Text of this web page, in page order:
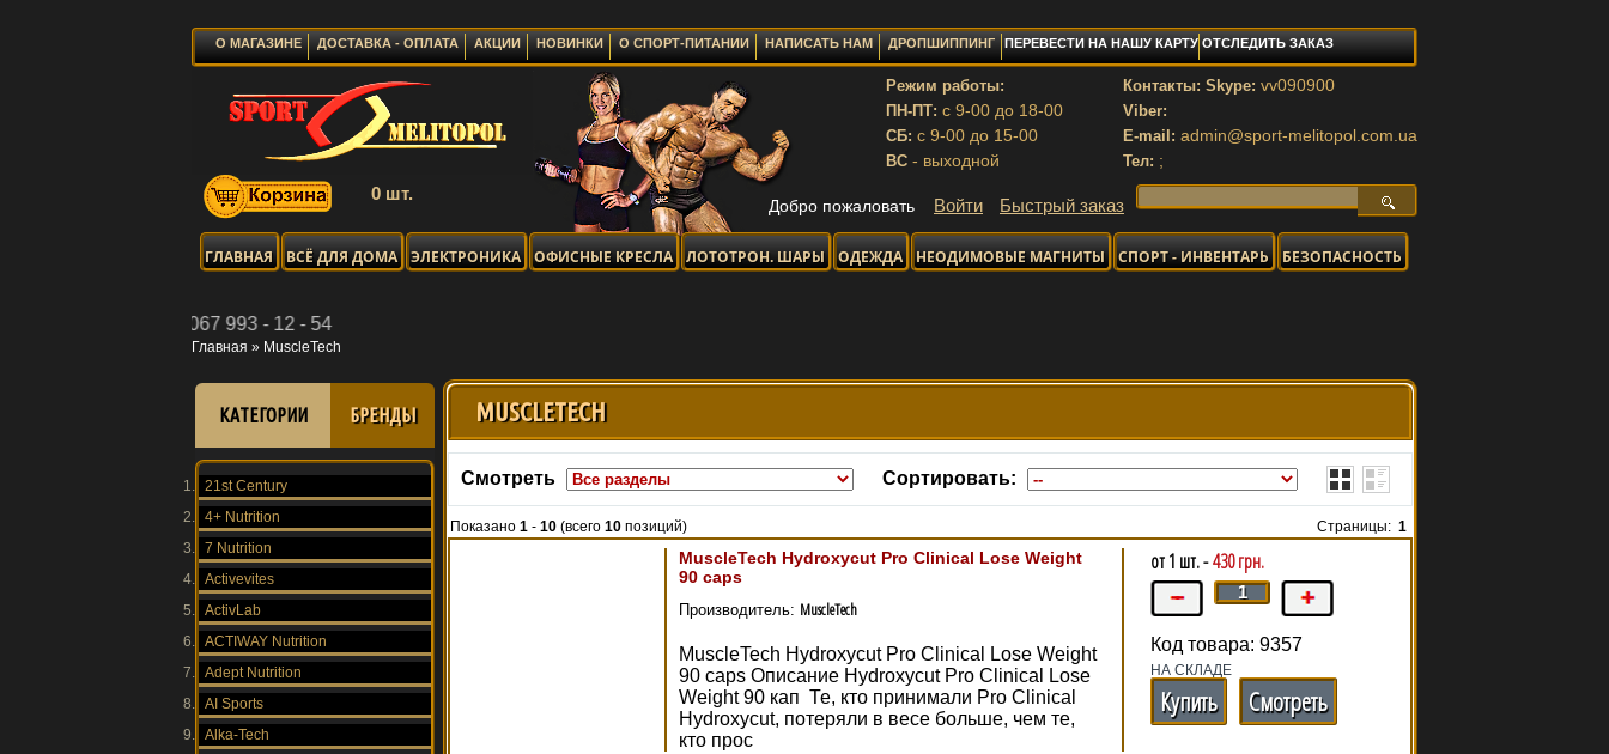
О МАГАЗИНЕ ДОСТАВКА - ОПЛАТА АКЦИИ НОВИНКИ О СПОРТ-ПИТАНИИ НАПИСАТЬ НАМ ДРОПШИППИНГ ПЕРЕВЕСТИ НА НАШУ КАРТУ ОТСЛЕДИТЬ ЗАКАЗ
Контакты: Skype: vv090900
Viber:
E-mail: admin@sport-melitopol.com.ua
Тел: ;
Режим работы:
ПН-ПТ: с 9-00 до 18-00
СБ: с 9-00 до 15-00
ВС - выходной
0 шт.
Добро пожаловать Войти Быстрый заказ
ГЛАВНАЯ ВСЁ ДЛЯ ДОМА ЭЛЕКТРОНИКА ОФИСНЫЕ КРЕСЛА ЛОТОТРОН. ШАРЫ ОДЕЖДА НЕОДИМОВЫЕ МАГНИТЫ СПОРТ - ИНВЕНТАРЬ БЕЗОПАСНОСТЬ
Viber: 067 993 - 12 - 54
Главная » MuscleTech
КАТЕГОРИИ БРЕНДЫ
21st Century
4+ Nutrition
7 Nutrition
Activevites
ActivLab
ACTIWAY Nutrition
Adept Nutrition
AI Sports
Alka-Tech
MUSCLETECH
Смотреть Сортировать:
Показано 1 - 10 (всего 10 позиций) Страницы: 1
MuscleTech Hydroxycut Pro Clinical Lose Weight
90 caps
Производитель: MuscleTech
MuscleTech Hydroxycut Pro Clinical Lose Weight
90 caps Описание Hydroxycut Pro Clinical Lose
Weight 90 кап Те, кто принимали Pro Clinical
Hydroxycut, потеряли в весе больше, чем те,
кто прос
от 1 шт. -430 грн.
Код товара: 9357
НА СКЛАДЕ
Купить Смотреть